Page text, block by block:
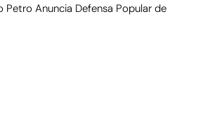
Petro Anuncia Defensa Popular de